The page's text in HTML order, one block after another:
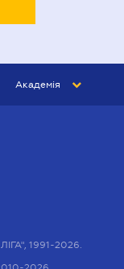
Академія
1991-2026.